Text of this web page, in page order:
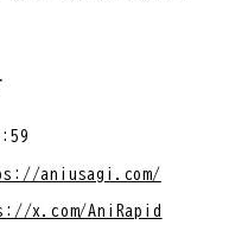
aniusagi.com/
x.com/AniRapid